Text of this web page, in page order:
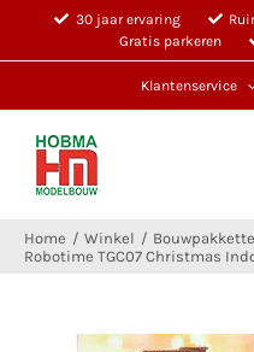
30 jaar ervaring
Gratis parkeren
Klantenservice
Home Winkel
Robotime TGC07 Christmas